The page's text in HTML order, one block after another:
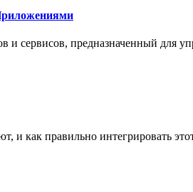
сервисов, предназначенный для
и как правильно интегрировать